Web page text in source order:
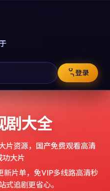
登录
剧大全
片资源， 国产免费观看高清
功大片
新片单，免VIP多线路高清秒
式追剧更省心。